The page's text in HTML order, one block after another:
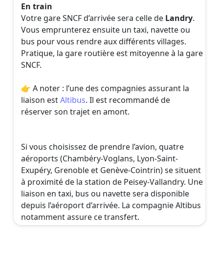
En train
Votre gare SNCF d’arrivée sera celle de Landry.
Vous emprunterez ensuite un taxi, navette ou
bus pour vous rendre aux différents villages.
Pratique, la gare routière est mitoyenne à la gare
SNCF.
👉 A noter : l’une des compagnies assurant la
liaison estAltibus. Il est recommandé de
réserver son trajet en amont.
Si vous choisissez de prendre l’avion, quatre
aéroports (Chambéry-Voglans, Lyon-Saint-
Exupéry, Grenoble et Genève-Cointrin) se situent
à proximité de la station de Peisey-Vallandry. Une
liaison en taxi, bus ou navette sera disponible
depuis l’aéroport d’arrivée. La compagnie Altibus
notamment assure ce transfert.